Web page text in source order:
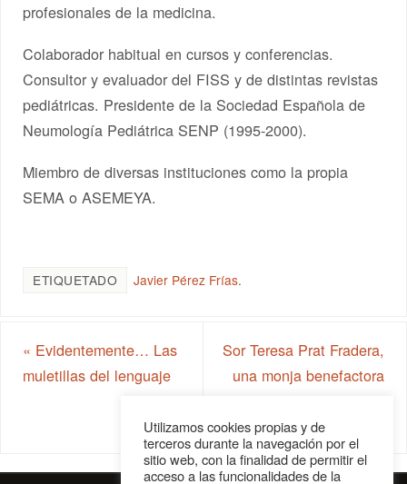
profesionales de la medicina.
Colaborador habitual en cursos y conferencias.
Consultor y evaluador del FISS y de distintas revistas
pediátricas. Presidente de la Sociedad Española de
Neumología Pediátrica SENP (1995-2000).
Miembro de diversas instituciones como la propia
SEMA o ASEMEYA.
ETIQUETADO Javier Pérez Frías.
« Evidentemente… Las
muletillas del lenguaje
Sor Teresa Prat Fradera,
una monja benefactora
Málaga
Utilizamos cookies propias y de
terceros durante la navegación por el
sitio web, con la finalidad de permitir el
acceso a las funcionalidades de la